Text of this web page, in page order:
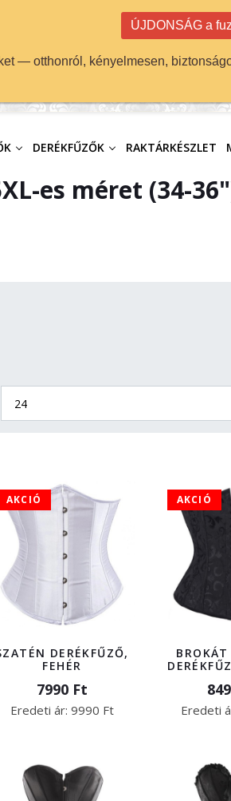
DERÉKFŰZŐK RAKTÁRKÉSZLET
es méret (34-
AKCIÓ
DERÉKFŰZŐ,
FEHÉR
7990 Ft
Eredeti ár: 9990 Ft
AKCIÓ
Eredeti
ÚJDONSÁG a
— otthonról, kényelmesen,